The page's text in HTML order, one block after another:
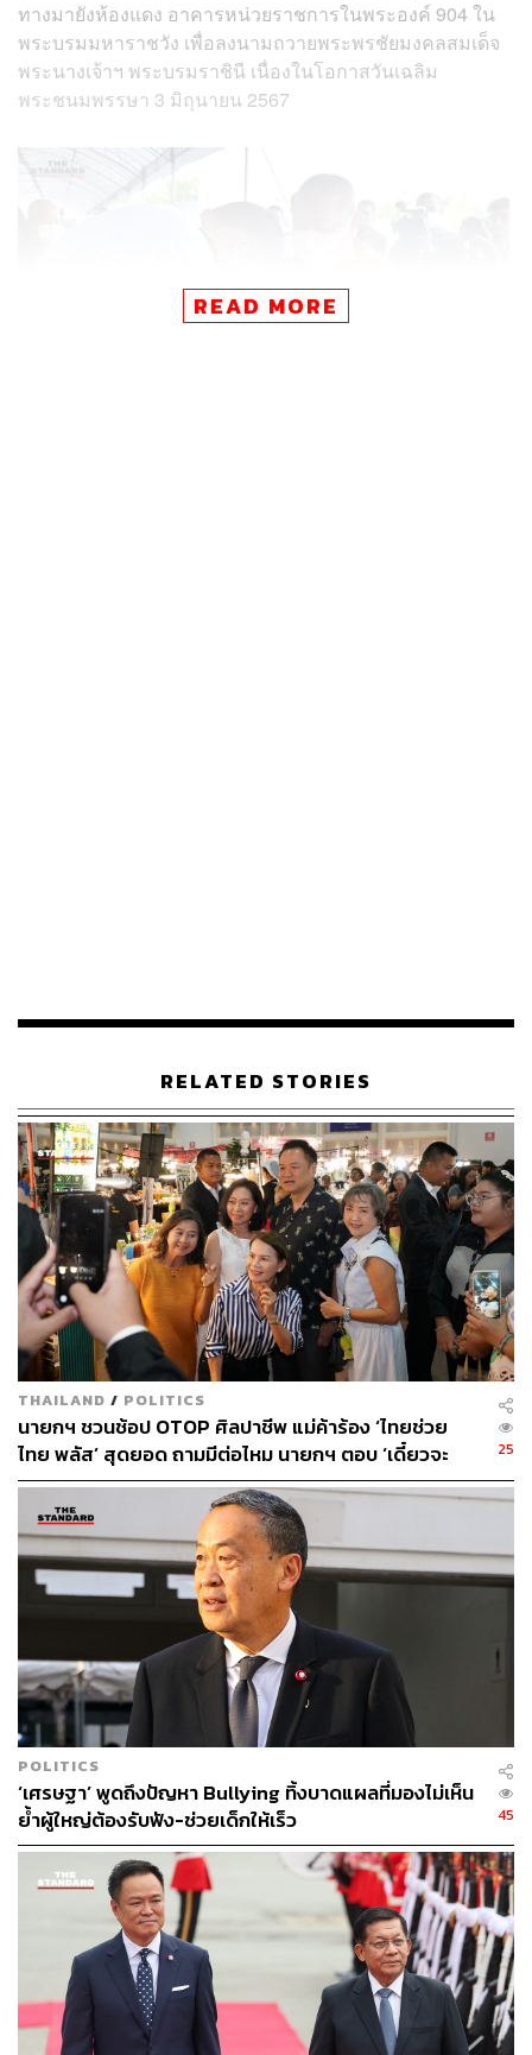
ทางมายังห้องแดง อาคารหน่วยราชการในพระองค์ 904 ใน
พระบรมมหาราชวัง เพื่อลงนามถวายพระพรชัยมงคลสมเด็จ
พระนางเจ้าฯ พระบรมราชินี เนื่องในโอกาสวันเฉลิม
พระชนมพรรษา 3 มิถุนายน 2567
READ MORE
RELATED STORIES
THAILAND / POLITICS
นายกฯ ชวนช้อป OTOP ศิลปาชีพ แม่ค้าร้อง ‘ไทยช่วย
ไทย พลัส’ สุดยอด ถามมีต่อไหม นายกฯ ตอบ ‘เดี๋ยวจะ
พยายาม’
25
POLITICS
‘เศรษฐา’ พูดถึงปัญหา Bullying ทิ้งบาดแผลที่มองไม่เห็น
ย้ำผู้ใหญ่ต้องรับฟัง-ช่วยเด็กให้เร็ว
45